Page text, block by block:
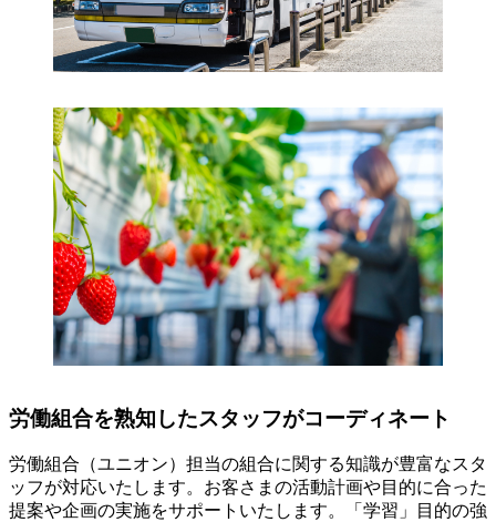
労働組合を熟知したスタッフがコーディネート
労働組合（ユニオン）担当の組合に関する知識が豊富なスタ
ッフが対応いたします。お客さまの活動計画や目的に合った
提案や企画の実施をサポートいたします。「学習」目的の強